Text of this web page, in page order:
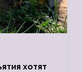
хотят